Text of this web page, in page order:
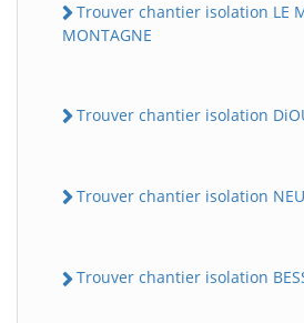
Trouver chantier isolation LE
MONTAGNE
Trouver chantier isolation
Trouver chantier isolation
Trouver chantier isolation